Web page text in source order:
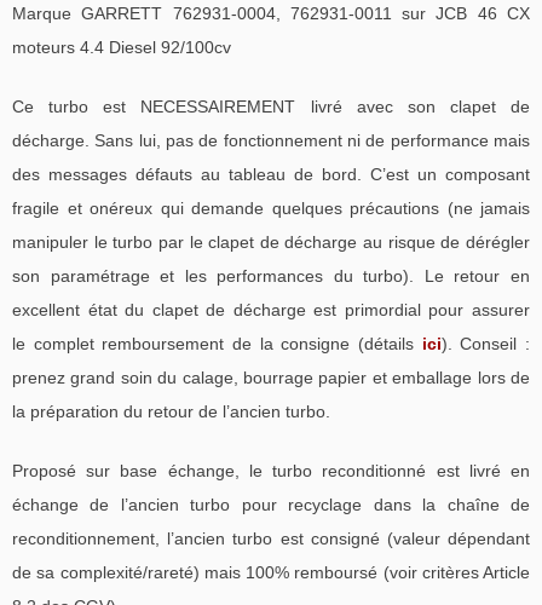
Marque GARRETT 762931-0004, 762931-0011 sur JCB 46 CX
moteurs 4.4 Diesel 92/100cv
Ce turbo est NECESSAIREMENT livré avec son clapet de
décharge. Sans lui, pas de fonctionnement ni de performance mais
des messages défauts au tableau de bord. C’est un composant
fragile et onéreux qui demande quelques précautions (ne jamais
manipuler le turbo par le clapet de décharge au risque de dérégler
son paramétrage et les performances du turbo). Le retour en
excellent état du clapet de décharge est primordial pour assurer
le complet remboursement de la consigne (détails ici). Conseil :
prenez grand soin du calage, bourrage papier et emballage lors de
la préparation du retour de l’ancien turbo.
Proposé sur base échange, le turbo reconditionné est livré en
échange de l’ancien turbo pour recyclage dans la chaîne de
reconditionnement, l’ancien turbo est consigné (valeur dépendant
de sa complexité/rareté) mais 100% remboursé (voir critères Article